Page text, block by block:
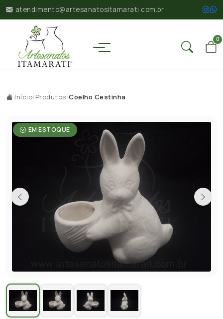
atendimento@artesanatositamarati.com.br
0
Início/Produtos/Coelho Cestinha
EM ESTOQUE